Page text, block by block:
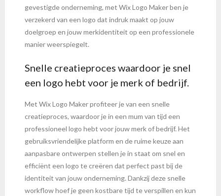
gevestigde onderneming, met Wix Logo Maker ben je
verzekerd van een logo dat indruk maakt op jouw
doelgroep en jouw merkidentiteit op een professionele
manier weerspiegelt.
Snelle creatieproces waardoor je snel
een logo hebt voor je merk of bedrijf.
Met Wix Logo Maker profiteer je van een snelle
creatieproces, waardoor je in een mum van tijd een
professioneel logo hebt voor jouw merk of bedrijf. Het
gebruiksvriendelijke platform en de ruime keuze aan
aanpasbare ontwerpen stellen je in staat om snel en
efficiënt een logo te creëren dat perfect past bij de
identiteit van jouw onderneming. Dankzij deze snelle
workflow hoef je geen kostbare tijd te verspillen en kun